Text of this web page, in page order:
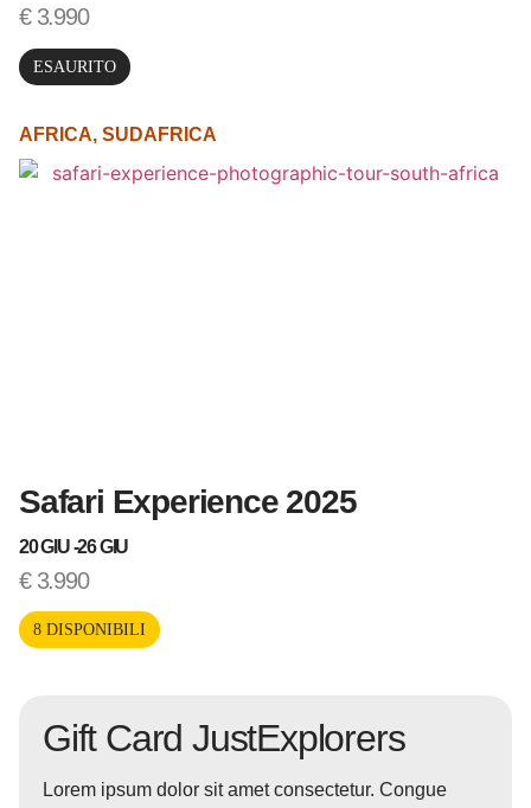
€3.990
ESAURITO
AFRICA, SUDAFRICA
Safari Experience 2025
20 GIU -26 GIU
€3.990
8 DISPONIBILI
Gift Card JustExplorers
Lorem ipsum dolor sit amet consectetur. Congue